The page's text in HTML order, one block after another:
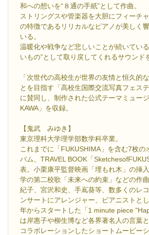
和への想いを“８通の手紙”として作曲。
ストリングスや管楽器を大胆にフィーチ
の特徴であるリリカルなピアノが美しく
いる。
温暖化や戦争など悲しいことが続いてい
いもの”として取り戻してくれるサウンド
「次世代の高校生が世界の友情と恒久的
とを目指す「高校生国際交流写真フェス
に賛同し、制作された公式テーマミュー
KAWA」を収録。
【鬼武 みゆき】
東京理科大学理学部数学科卒業。
これまでに「FUKUSHIMA」を含む7枚の
バム、TRAVEL BOOK「
表。小栗康平監督映画「埋もれ木」の挿
学の第二校歌「未来への約束」などの作
紀子、宮沢和史、手嶌葵等、数多くのレ
ンサートにアレンジャー、ピアニストと
年からスタートした「1 minute piece
は岸惠子や柳生博など各界著名人の言葉
コラボレーションしたショートムービー